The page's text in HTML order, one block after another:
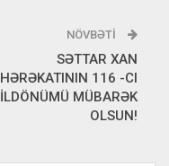
NÖVBƏTI
SƏTTAR XAN
HƏRƏKATININ 116 -CI
İLDÖNÜMÜ MÜBARƏK
OLSUN!